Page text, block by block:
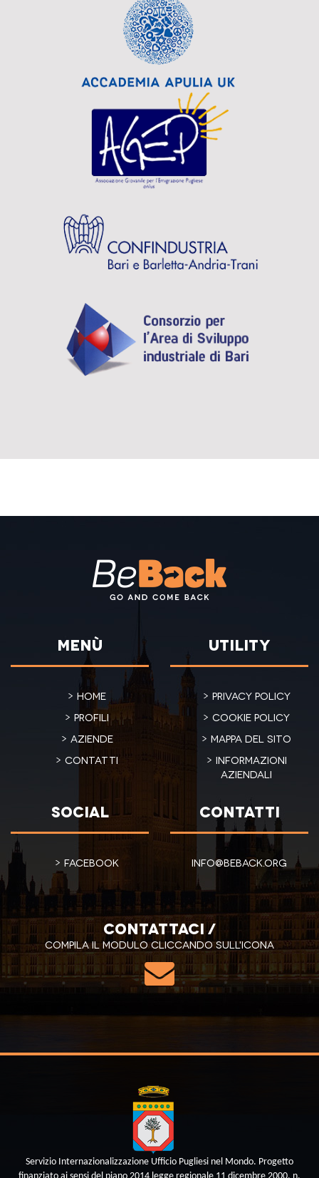
Menù
Home
Profili
Aziende
Contatti
Utility
Privacy policy
Cookie policy
Mappa del sito
Informazioni
aziendali
Social
Facebook
Contatti
info@beback.org
Contattaci /
Compila il modulo cliccando sull'icona
Servizio Internazionalizzazione Ufficio Pugliesi nel Mondo. Progetto